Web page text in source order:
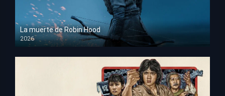
La muerte de Robin Hood
2026
HD 1080p